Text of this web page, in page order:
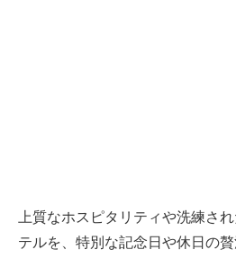
上質なホスピタリティや洗練さ
テルを、特別な記念日や休日の